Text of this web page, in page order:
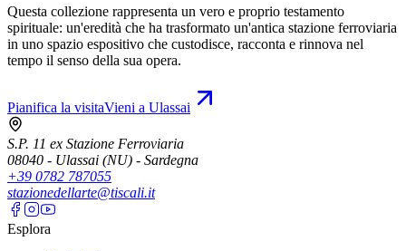
Questa collezione rappresenta un vero e proprio testamento
spirituale: un'eredità che ha trasformato un'antica stazione ferroviaria
in uno spazio espositivo che custodisce, racconta e rinnova nel
tempo il senso della sua opera.
Pianifica la visitaVieni a Ulassai
S.P. 11 ex Stazione Ferroviaria
08040 - Ulassai (NU) - Sardegna
+39 0782 787055
stazionedellarte@tiscali.it
Esplora